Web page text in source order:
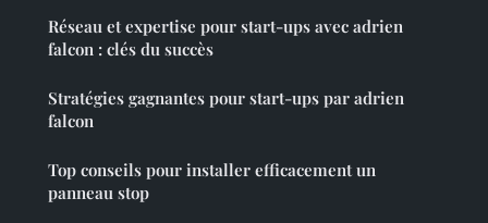
Réseau et expertise pour start-ups avec adrien
falcon : clés du succès
Stratégies gagnantes pour start-ups par adrien
falcon
Top conseils pour installer efficacement un
panneau stop